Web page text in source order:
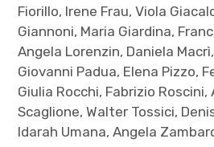
Fiorillo, Irene Frau, Viola
Giannoni, Maria Giardina,
Angela Lorenzin, Daniela
Giovanni Padua, Elena Pizzo,
Giulia Rocchi, Fabrizio
Scaglione, Walter Tossici,
Idarah Umana, Angela